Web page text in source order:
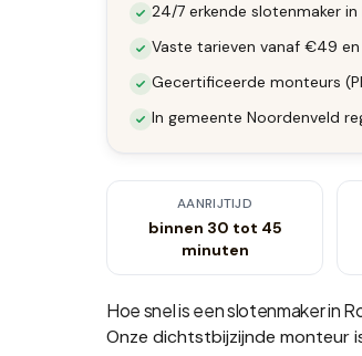
24/7 erkende slotenmaker
Vaste tarieven vanaf €49
Gecertificeerde monteurs
In gemeente Noordenveld
AANRIJTIJD
binnen 30 tot 45
minuten
Hoe snel is een slotenmaker in
Onze dichtstbijzijnde monteur